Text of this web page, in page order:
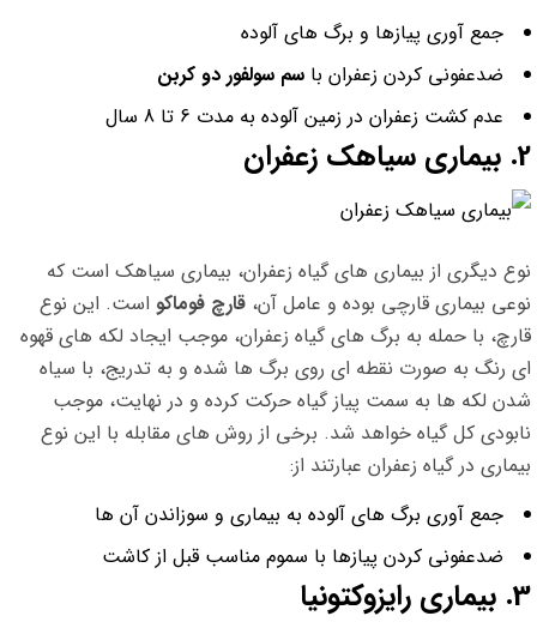
جمع آوری پیازها و برگ های آلوده
ضدعفونی کردن زعفران با سم سولفور دو کربن
عدم کشت زعفران در زمین آلوده به مدت 6 تا 8 سال
2. بیماری سیاهک زعفران
نوع دیگری از بیماری های گیاه زعفران، بیماری سیاهک است که
نوعی بیماری قارچی بوده و عامل آن، قارچ فوماکو است. این نوع
قارچ، با حمله به برگ های گیاه زعفران، موجب ایجاد لکه های قهوه
ای رنگ به صورت نقطه ای روی برگ ها شده و به تدریج، با سیاه
شدن لکه ها به سمت پیاز گیاه حرکت کرده و در نهایت، موجب
نابودی کل گیاه خواهد شد. برخی از روش های مقابله با این نوع
بیماری در گیاه زعفران عبارتند از:
جمع آوری برگ های آلوده به بیماری و سوزاندن آن ها
ضدعفونی کردن پیازها با سموم مناسب قبل از کاشت
3. بیماری رایزوکتونیا